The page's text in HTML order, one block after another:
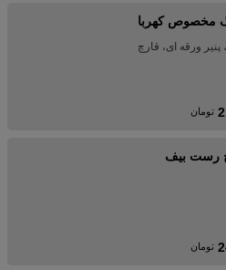
مخصوص کهربا
ورقه ای، قارچ
تومان
رست بیف
تومان